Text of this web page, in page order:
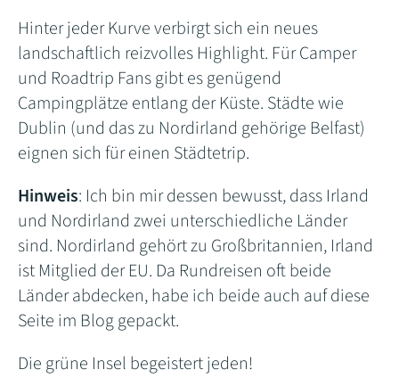
Hinter jeder Kurve verbirgt sich ein neues
landschaftlich reizvolles Highlight. Für Camper
und Roadtrip Fans gibt es genügend
Campingplätze entlang der Küste. Städte wie
Dublin (und das zu Nordirland gehörige Belfast)
eignen sich für einen Städtetrip.
Hinweis: Ich bin mir dessen bewusst, dass Irland
und Nordirland zwei unterschiedliche Länder
sind. Nordirland gehört zu Großbritannien, Irland
ist Mitglied der EU. Da Rundreisen oft beide
Länder abdecken, habe ich beide auch auf diese
Seite im Blog gepackt.
Die grüne Insel begeistert jeden!